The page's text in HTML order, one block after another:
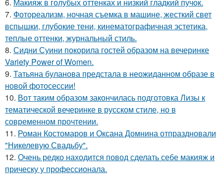
6. Макияж в голубых оттенках и низкий гладкий пучок.
7. Фотореализм, ночная съемка в машине, жесткий свет
вспышки, глубокие тени, кинематографичная эстетика,
теплые оттенки, журнальный стиль.
8. Сидни Суини покорила гостей образом на вечеринке
Variety Power of Women.
9. Татьяна буланова предстала в неожиданном образе в
новой фотосессии!
10. Вот таким образом закончилась подготовка Лизы к
тематической вечеринке в русском стиле, но в
современном прочтении.
11. Роман Костомаров и Оксана Домнина отпраздновали
"Никелевую Свадьбу".
12. Очень редко находится повод сделать себе макияж и
прическу у профессионала.